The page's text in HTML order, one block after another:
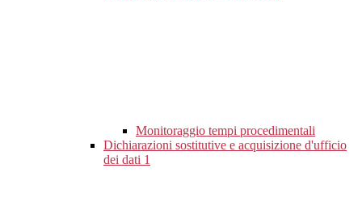
Monitoraggio tempi procedimentali
Dichiarazioni sostitutive e acquisizione d'ufficio
dei dati 1